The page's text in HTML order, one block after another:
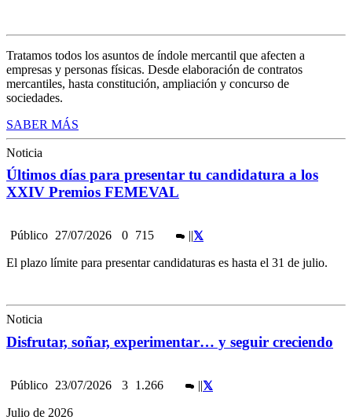
Tratamos todos los asuntos de índole mercantil que afecten a
empresas y personas físicas. Desde elaboración de contratos
mercantiles, hasta constitución, ampliación y concurso de
sociedades.
SABER MÁS
Noticia
Últimos días para presentar tu candidatura a los
XXIV Premios FEMEVAL
Público 27/07/2026 0 715 ||
El plazo límite para presentar candidaturas es hasta el 31 de julio.
Noticia
Disfrutar, soñar, experimentar… y seguir creciendo
Público 23/07/2026 3 1.266 ||
Julio de 2026